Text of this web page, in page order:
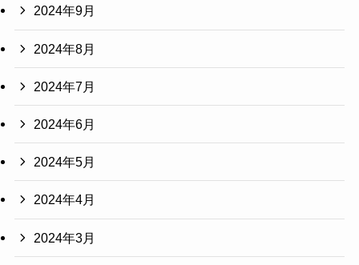
2024年9月
2024年8月
2024年7月
2024年6月
2024年5月
2024年4月
2024年3月